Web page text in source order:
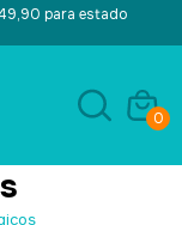
para estado
0